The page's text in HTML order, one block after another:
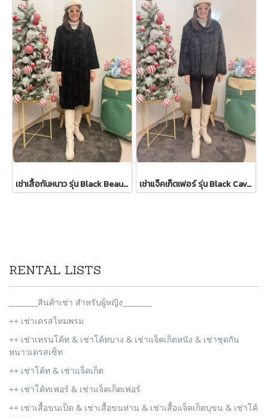
เช่าเสื้อกันหนาว รุ่น Black Beauty Single Breasted Coat 2108GCL1544FABK1 เช่าแจ็คเก็ตเฟอร์ รุ่น Black Cavernous Fur Jacket 2111GCF1779FABK1
RENTAL LISTS
________สินค้าเช่า สำหรับผู้หญิง________
++ เช่าเดรสไหมพรม
++ เช่าเทรนโค้ท & เช่าโค้ทบาง & เช่าแจ็คเก็ตหนัง & เช่าชุดกัน
หนาวเดรสเซ็ท
++ เช่าโค้ท & เช่าแจ็คเก็ต
++ เช่าโค้ทเฟอร์ & เช่าแจ็คเก็ตเฟอร์
++ เช่าเสื้อขนเป็ด & เช่าเสื้อขนห่าน & เช่าเสื้อแจ็คเก็ตบุขน & เช่าโค้